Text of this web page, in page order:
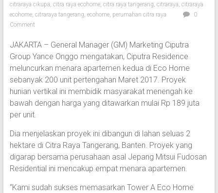
citraraya cikupa, citra raya ecohome, citra raya tangerang, citraraya, citraraya
ecohome, citraraya tangerang, ecohome, perumahan citra raya
0
Comment
JAKARTA – General Manager (GM) Marketing Ciputra
Group Yance Onggo mengatakan, Ciputra Residence
meluncurkan menara apartemen kedua di Eco Home
sebanyak 200 unit pertengahan Maret 2017. Proyek
hunian vertikal ini membidik masyarakat menengah ke
bawah dengan harga yang ditawarkan mulai Rp 189 juta
per unit.
Dia menjelaskan proyek ini dibangun di lahan seluas 2
hektare di Citra Raya Tangerang, Banten. Proyek yang
digarap bersama perusahaan asal Jepang Mitsui Fudosan
Residential ini mencakup empat menara apartemen.
“Kami sudah sukses memasarkan Tower A Eco Home